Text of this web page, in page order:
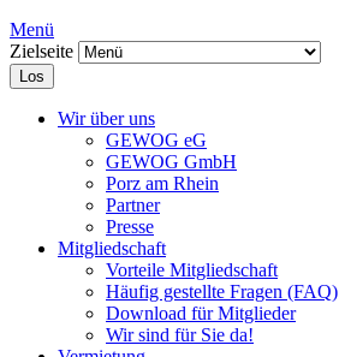
Menü
Zielseite
Los
Wir über uns
GEWOG eG
GEWOG GmbH
Porz am Rhein
Partner
Presse
Mitgliedschaft
Vorteile Mitgliedschaft
Häufig gestellte Fragen (FAQ)
Download für Mitglieder
Wir sind für Sie da!